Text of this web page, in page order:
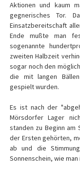
Aktionen und kaum
gegnerisches Tor.
Einsatzbereitschaft
Ende mußte man
sogenannte
zweiten Halbzeit
sogar noch den
die mit langen
gespielt wurden.
Es ist nach der
Mörsdorfer Lager
standen zu Beginn am
der Ersten gehörten,
ab und die
Sonnenschein, wie